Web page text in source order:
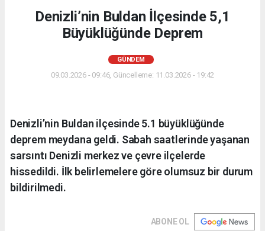
Denizli’nin Buldan İlçesinde 5,1
Büyüklüğünde Deprem
GÜNDEM
09.03.2026 - 09:46, Güncelleme: 11.03.2026 - 19:42
Denizli’nin Buldan ilçesinde 5.1 büyüklüğünde
deprem meydana geldi. Sabah saatlerinde yaşanan
sarsıntı Denizli merkez ve çevre ilçelerde
hissedildi. İlk belirlemelere göre olumsuz bir durum
bildirilmedi.
ABONE OL